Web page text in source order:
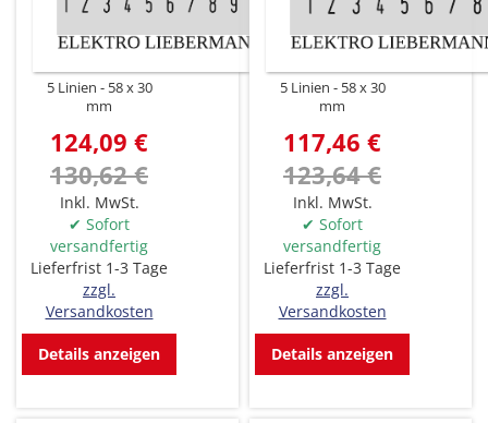
5 Linien
58 x 30
mm
124,09 €
130,62 €
Inkl. MwSt.
✔ Sofort
versandfertig
Lieferfrist 1-3 Tage
zzgl.
Versandkosten
Details anzeigen
5 Linien
58 x 30
mm
117,46 €
123,64 €
Inkl. MwSt.
✔ Sofort
versandfertig
Lieferfrist 1-3 Tage
zzgl.
Versandkosten
Details anzeigen